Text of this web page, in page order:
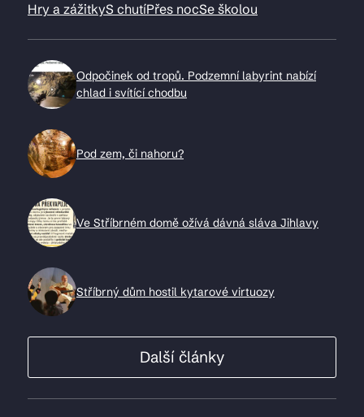
Hry a zážitkyS chutíPřes nocSe školou
Odpočinek od tropů. Podzemní labyrint nabízí
chlad i svítící chodbu
Pod zem, či nahoru?
Ve Stříbrném domě ožívá dávná sláva Jihlavy
Stříbrný dům hostil kytarové virtuozy
Další články